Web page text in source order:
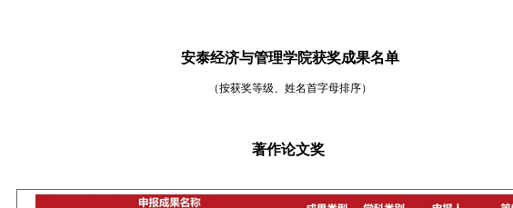
安泰经济与管理学院获奖成果名单
（按获奖等级、姓名首字母排序）
著作论文奖